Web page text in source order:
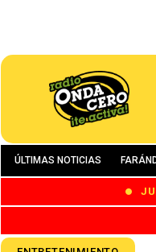
ÚLTIMAS NOTICIAS